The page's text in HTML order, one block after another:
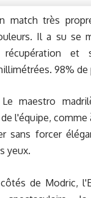
match très
Il a su se
et
98% de
maestro
l'équipe, comme
sans forcer
yeux.
de Modric,